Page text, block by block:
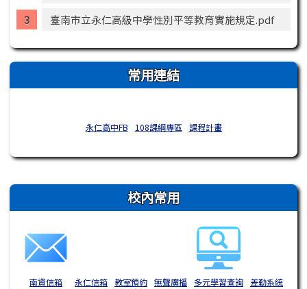
臺南市立永仁高級中學性別平等教育實施規定.pdf
常用連結
永仁高中FB 108課綱專區 課程計畫
右邊區域內容 校內常用
南資信箱 永仁信箱 教室預約 無聲廣播 多元學習查詢 差勤系統